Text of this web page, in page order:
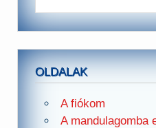
OLDALAK
A fiókom
A mandulagomba